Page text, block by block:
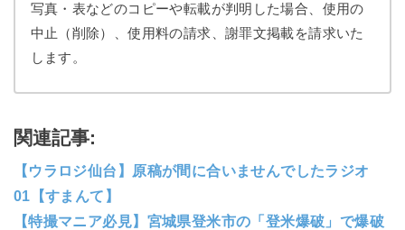
写真・表などのコピーや転載が判明した場合、使用の
中止（削除）、使用料の請求、謝罪文掲載を請求いた
します。
関連記事:
【ウラロジ仙台】原稿が間に合いませんでしたラジオ
01【すまんて】
【特撮マニア必見】宮城県登米市の「登米爆破」で爆破